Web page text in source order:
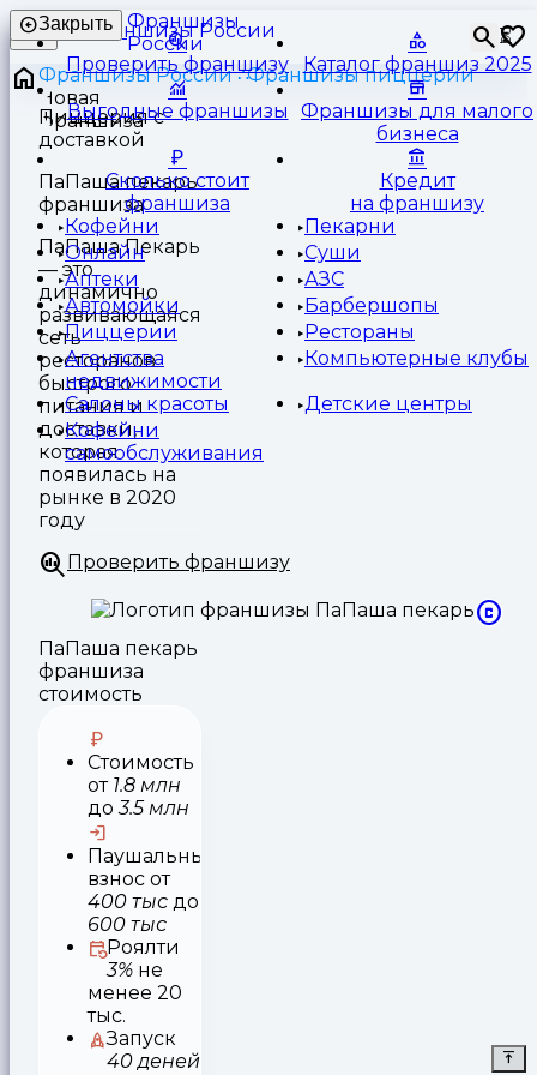
Франшизы
России
⏳
Закрыть
Проверить франшизу Каталог франшиз 2025
Выгодные франшизы
Франшизы для малого
бизнеса
Сколько стоит
франшиза
Кредит
на франшизу
Кофейни
Пекарни
Онлайн
Суши
Аптеки
АЗС
Автомойки
Барбершопы
Пиццерии
Рестораны
Агентства
недвижимости
Компьютерные клубы
Салоны красоты
Детские центры
Кофейни
самообслуживания
Франшизы России
Франшизы пиццерии
Пиццерия с
доставкой
ПаПаша пекарь
франшиза
ПаПаша Пекарь
— это
динамично
развивающаяся
сеть
ресторанов
быстрого
питания и
доставки,
которая
появилась на
рынке в 2020
году
Проверить франшизу
ПаПаша пекарь
франшиза
стоимость
Стоимость
от 1.8 млн
до3.5 млн
Паушальный
взнос от
400 тыс до
600 тыс
Роялти
3% не
менее 20
тыс.
Запуск
40 деней